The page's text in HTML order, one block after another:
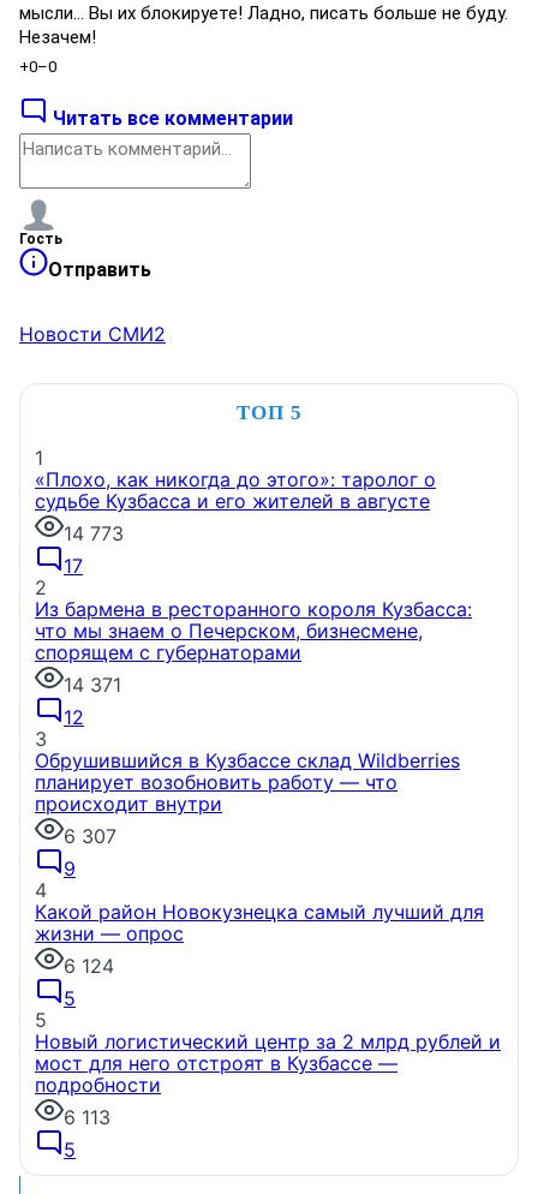
мысли... Вы их блокируете! Ладно, писать больше не буду.
Незачем!
+0–0
Читать все комментарии
Гость
Отправить
Новости СМИ2
ТОП 5
1
«Плохо, как никогда до этого»: таролог о
судьбе Кузбасса и его жителей в августе
14 773
17
2
Из бармена в ресторанного короля Кузбасса:
что мы знаем о Печерском, бизнесмене,
спорящем с губернаторами
14 371
12
3
Обрушившийся в Кузбассе склад Wildberries
планирует возобновить работу — что
происходит внутри
6 307
9
4
Какой район Новокузнецка самый лучший для
жизни — опрос
6 124
5
5
Новый логистический центр за 2 млрд рублей и
мост для него отстроят в Кузбассе —
подробности
6 113
5